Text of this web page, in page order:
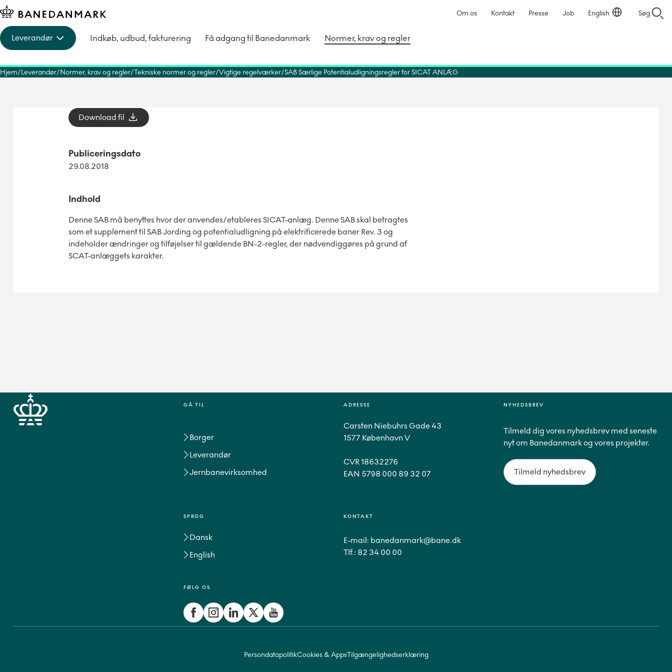
Leverandør Indkøb, udbud, fakturering Få adgang til Banedanmark Normer, krav og regler
Om os Kontakt Presse Job English Søg
Hjem Leverandør Normer, krav og regler Tekniske normer og regler Vigtige regelværker SAB Særlige Potentialudligningsregler for SICAT ANLÆG
Download fil
Publiceringsdato
29.08.2018
Indhold
Denne SAB må benyttes hvor der anvendes/etableres SICAT-anlæg. Denne SAB skal betragtes
som et supplement til SAB Jording og potentialudligning på elektrificerede baner Rev. 3 og
indeholder ændringer og tilføjelser til gældende BN-2-regler, der nødvendiggøres på grund af
SCAT-anlæggets karakter.
GÅ TIL
Borger
Leverandør
Jernbanevirksomhed
SPROG
Dansk
English
FØLG OS
ADRESSE
Carsten Niebuhrs Gade 43
1577 København V
CVR 18632276
EAN 5798 000 89 32 07
KONTAKT
E-mail: banedanmark@bane.dk
Tlf.: 82 34 00 00
NYHEDSBREV
Tilmeld dig vores nyhedsbrev med seneste
nyt om Banedanmark og vores projekter.
Tilmeld nyhedsbrev
PersondatapolitikCookies & AppsTilgængelighedserklæring